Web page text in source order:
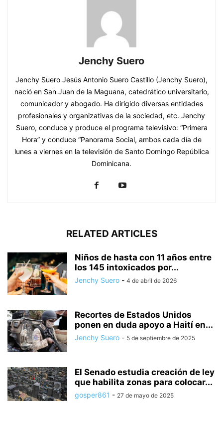
Jenchy Suero
Jenchy Suero Jesús Antonio Suero Castillo (Jenchy Suero),
nació en San Juan de la Maguana, catedrático universitario,
comunicador y abogado. Ha dirigido diversas entidades
profesionales y organizativas de la sociedad, etc. Jenchy
Suero, conduce y produce el programa televisivo: “Primera
Hora” y conduce “Panorama Social, ambos cada día de
lunes a viernes en la televisión de Santo Domingo República
Dominicana.
RELATED ARTICLES
Niños de hasta con 11 años entre
los 145 intoxicados por...
Jenchy Suero - 4 de abril de 2026
Recortes de Estados Unidos
ponen en duda apoyo a Haití en...
Jenchy Suero - 5 de septiembre de 2025
El Senado estudia creación de ley
que habilita zonas para colocar...
gosper861 - 27 de mayo de 2025